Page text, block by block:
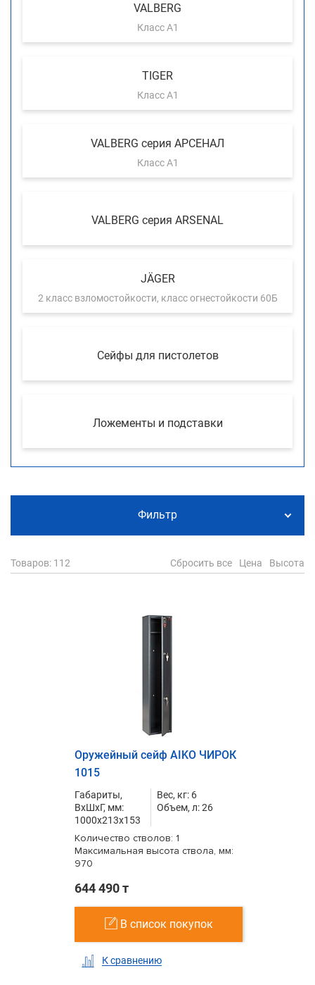
VALBERG
Класс А1
TIGER
Класс А1
VALBERG серия АРСЕНАЛ
Класс А1
VALBERG серия ARSENAL
JÄGER
2 класс взломостойкости, класс огнестойкости 60Б
Сейфы для пистолетов
Ложементы и подставки
Фильтр
Товаров: 112 Сбросить все Цена Высота
Оружейный сейф AIKO ЧИРОК
1015
Габариты,
ВxШxГ, мм:
1000x213x153
Вес, кг: 6
Объем, л: 26
Количество стволов: 1
Максимальная высота ствола, мм:
970
644 490 т
В список покупок
К сравнению